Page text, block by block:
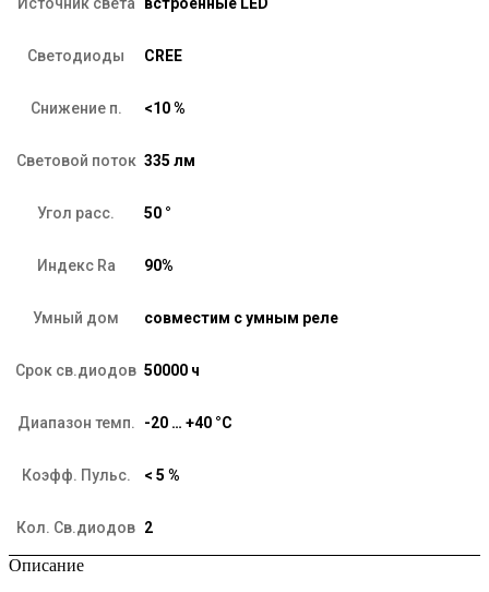
Источник света встроенные LED
Светодиоды CREE
Снижение п. <10 %
Световой поток 335 лм
Угол расс. 50 °
Индекс Ra 90%
Умный дом совместим с умным реле
Срок св.диодов 50000 ч
Диапазон темп. -20 … +40 °C
Коэфф. Пульс. < 5 %
Кол. Св.диодов 2
Описание